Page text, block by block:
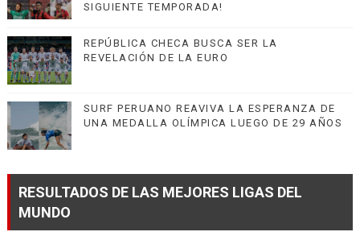
SIGUIENTE TEMPORADA!
REPÚBLICA CHECA BUSCA SER LA
REVELACIÓN DE LA EURO
SURF PERUANO REAVIVA LA ESPERANZA DE
UNA MEDALLA OLÍMPICA LUEGO DE 29 AÑOS
RESULTADOS DE LAS MEJORES LIGAS DEL
MUNDO